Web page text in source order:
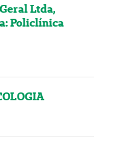
Ltda,
Policlínica